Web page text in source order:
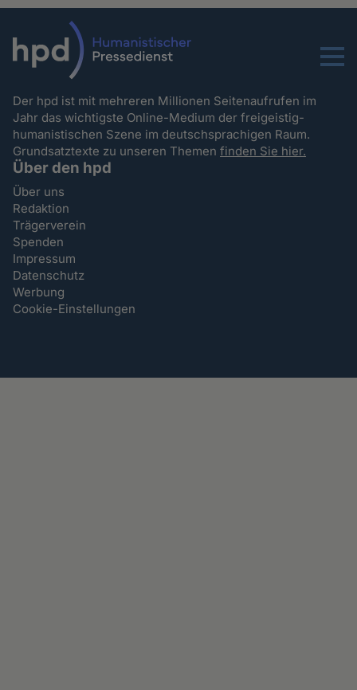
Menu
Der hpd ist mit mehreren Millionen Seitenaufrufen im
Jahr das wichtigste Online-Medium der freigeistig-
humanistischen Szene im deutschsprachigen Raum.
Grundsatztexte zu unseren Themenfinden Sie hier.
Über den hpd
Über uns
Redaktion
Trägerverein
Spenden
Impressum
Datenschutz
Werbung
Cookie-Einstellungen